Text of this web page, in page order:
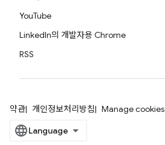
YouTube
LinkedIn의 개발자용 Chrome
RSS
약관 개인정보처리방침 Manage cookies